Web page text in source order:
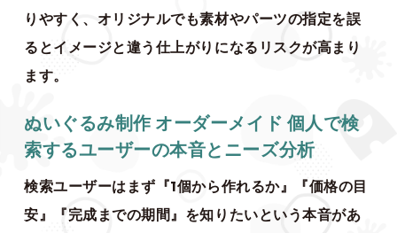
りやすく、オリジナルでも素材やパーツの指定を誤
るとイメージと違う仕上がりになるリスクが高まり
ます。
ぬいぐるみ制作 オーダーメイド 個人で検
索するユーザーの本音とニーズ分析
検索ユーザーはまず『1個から作れるか』『価格の目
安』『完成までの期間』を知りたいという本音があ